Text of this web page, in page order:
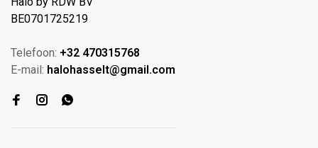
BE0701725219
Telefoon: +32 470315768
E-mail: halohasselt@gmail.com